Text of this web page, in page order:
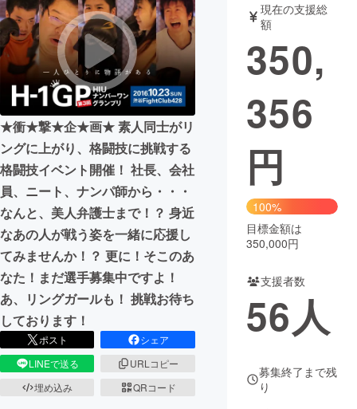
テクノロジー・ガジェット
映像・映画 書籍・雑誌
ビジネス・起業 チャレンジ
まちづくり・地域活性化
CAMPFIRE for Social Good
CAMPFIRE Creation
CAMPFIREふるさと納税
コミュニティ
★衝★撃★企★画★ 素人同士がリ
ングに上がり、格闘技に挑戦する
格闘技イベント開催！ 社長、会社
員、ニート、ナンパ師から・・・
なんと、美人弁護士まで！？ 身近
なあの人が戦う姿を一緒に応援し
てみませんか！？ 更に！そこのあ
なた！まだ選手募集中ですよ！
あ、リングガールも！ 挑戦お待ち
しております！
ポスト
シェア
LINEで送る
URLコピー
埋め込み
QRコード
現在の支援総
額
350,
356
円
100%
目標金額は
350,000円
支援者数
56人
募集終了まで残
り